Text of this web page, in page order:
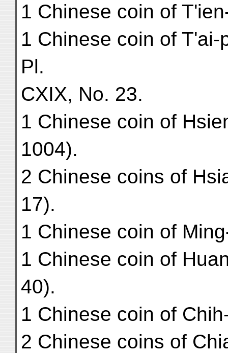
1 Chinese coin of
1 Chinese coin of
Pl.
CXIX, No. 23.
1 Chinese coin of
1004).
2 Chinese coins of
17).
1 Chinese coin of
1 Chinese coin of
40).
1 Chinese coin of
2 Chinese coins of